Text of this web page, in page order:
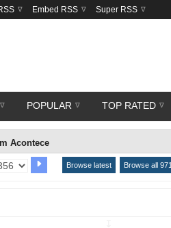
Embed RSS Super RSS
POPULAR TOP RATED
Acontece
Browse latest Browse all